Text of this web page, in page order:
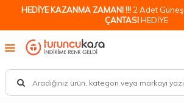
HEDİYE KAZANMA ZAMANI !!! 2 Adet
ÇANTASIHEDİYE